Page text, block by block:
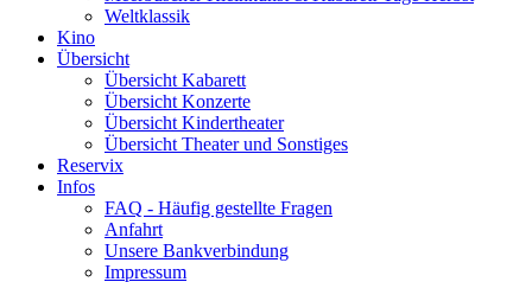
Weltklassik
Kino
Übersicht
Übersicht Kabarett
Übersicht Konzerte
Übersicht Kindertheater
Übersicht Theater und Sonstiges
Reservix
Infos
FAQ - Häufig gestellte Fragen
Anfahrt
Unsere Bankverbindung
Impressum